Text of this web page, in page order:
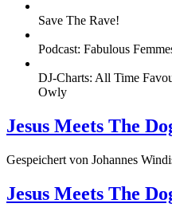
Save The Rave!
Podcast: Fabulous
DJ-Charts: All Time
Owly
Jesus Meets The
Gespeichert von Johannes
Jesus Meets The